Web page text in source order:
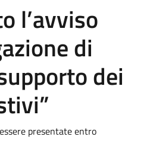
l’avviso
di
dei
presentate entro